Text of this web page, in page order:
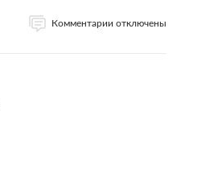
Комментарии отключены